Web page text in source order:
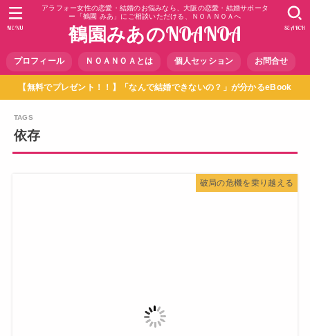
アラフォー女性の恋愛・結婚のお悩みなら、大阪の恋愛・結婚サポータ
ー「鶴園 みあ」にご相談いただける、ＮＯＡＮＯＡへ
鶴園みあのNOANOA
プロフィール ＮＯＡＮＯＡとは 個人セッション お問合せ
SEARCH
MENU
【無料でプレゼント！！】「なんで結婚できないの？」が分かるeBook
依存
破局の危機を乗り越える